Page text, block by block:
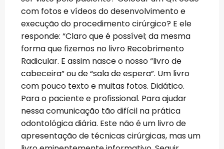
com fotos e vídeos do desenvolvimento e
execução do procedimento cirúrgico? E ele
responde: “Claro que é possível; da mesma
forma que fizemos no livro Recobrimento
Radicular. E assim nasce o nosso “livro de
cabeceira” ou de “sala de espera”. Um livro
com pouco texto e muitas fotos. Didático.
Para o paciente e profissional. Para ajudar
nessa comunicação tão difícil na prática
odontológica diária. Este não é um livro de
apresentação de técnicas cirúrgicas, mas um